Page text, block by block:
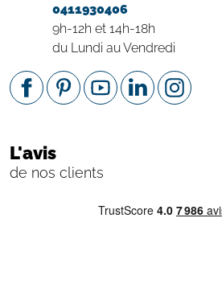
0411930406
9h-12h et 14h-18h
du Lundi au Vendredi
L'avis
de nos clients